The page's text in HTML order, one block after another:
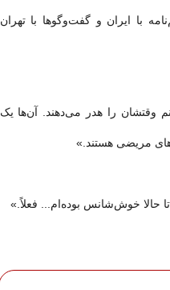
با ایران و گفت‌وگوها با تهران
وقتشان را هدر می‌دهند. آن‌ها یک
مریضی هستند.»
حالا خوش‌شانس بوده‌ام... فعلاً.»